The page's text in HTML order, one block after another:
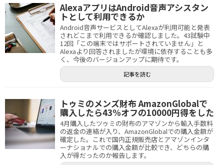
AlexaアプリはAndroid音声アシスタン
トとして利用できるか
Android音声サービスとしてAlexaが利用可能と発表
されどこまで利用できるか確認しました。43試験中
12回「この端末ではサポートされていません」と
Alexaより回答されましたが環境に依存することも多
く、今後のバージョンアップに期待です。
記事を読む
トゥミのメンズ財布 AmazonGlobalで
購入したら43%オフの10000円得をした
4月購入したツゥミの財布のアマゾンから輸入手数料
の返金の連絡が入り、AmazonGlobalでの購入金額が
確定した。これで国内正規販売店とアマゾンインタ
ーナショナルでの購入金額が比較でき、どちらの購
入が得だったのか報告します。